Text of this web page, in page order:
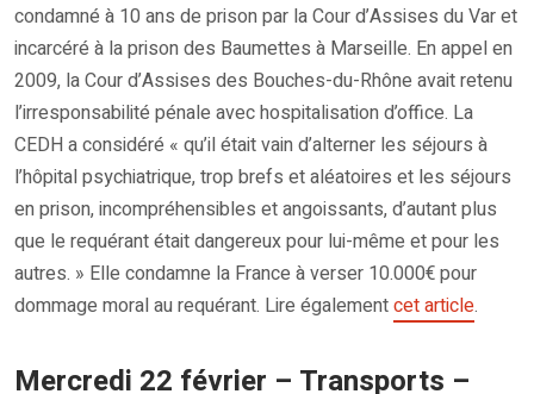
condamné à 10 ans de prison par la Cour d’Assises du Var et
incarcéré à la prison des Baumettes à Marseille. En appel en
2009, la Cour d’Assises des Bouches-du-Rhône avait retenu
l’irresponsabilité pénale avec hospitalisation d’office. La
CEDH a considéré « qu’il était vain d’alterner les séjours à
l’hôpital psychiatrique, trop brefs et aléatoires et les séjours
en prison, incompréhensibles et angoissants, d’autant plus
que le requérant était dangereux pour lui-même et pour les
autres. » Elle condamne la France à verser 10.000€ pour
dommage moral au requérant. Lire égalementcet article.
Mercredi 22 février – Transports –